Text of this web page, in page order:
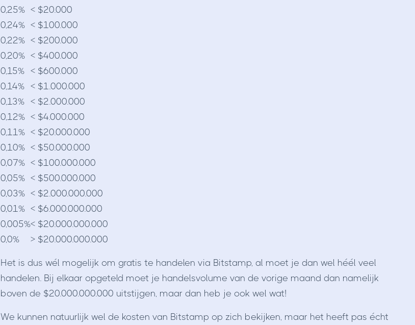
0,25% < $20.000
0,24% < $100.000
0,22% < $200.000
0,20% < $400.000
0,15%
< $600.000
0,14%
< $1.000.000
0,13%
< $2.000.000
0,12% < $4.000.000
0,11% < $20.000.000
0,10% < $50.000.000
0,07% < $100.000.000
0,05% < $500.000.000
0,03% < $2.000.000.000
0,01% < $6.000.000.000
0,005%< $20.000.000.000
0,0%
> $20.000.000.000
Het is dus wél mogelijk om gratis te handelen via Bitstamp, al moet je dan wel héél veel
handelen. Bij elkaar opgeteld moet je handelsvolume van de vorige maand dan namelijk
boven de $20.000.000.000 uitstijgen, maar dan heb je ook wel wat!
We kunnen natuurlijk wel de kosten van Bitstamp op zich bekijken, maar het heeft pas écht